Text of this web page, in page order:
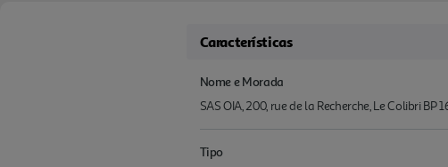
Características
Nome e Morada
SAS OIA, 200, rue de la Recherche, Le Colibri
Tipo